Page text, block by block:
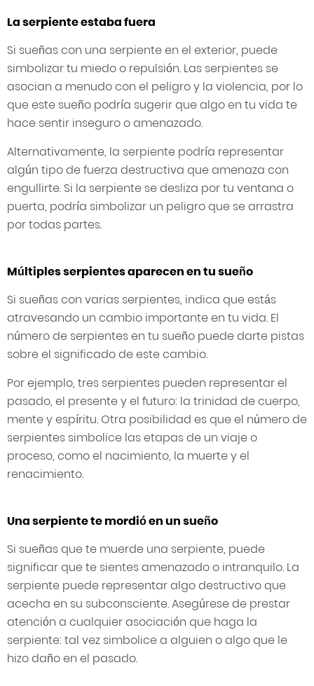
La serpiente estaba fuera
Si sueñas con una serpiente en el exterior, puede
simbolizar tu miedo o repulsión. Las serpientes se
asocian a menudo con el peligro y la violencia, por lo
que este sueño podría sugerir que algo en tu vida te
hace sentir inseguro o amenazado.
Alternativamente, la serpiente podría representar
algún tipo de fuerza destructiva que amenaza con
engullirte. Si la serpiente se desliza por tu ventana o
puerta, podría simbolizar un peligro que se arrastra
por todas partes.
Múltiples serpientes aparecen en tu sueño
Si sueñas con varias serpientes, indica que estás
atravesando un cambio importante en tu vida. El
número de serpientes en tu sueño puede darte pistas
sobre el significado de este cambio.
Por ejemplo, tres serpientes pueden representar el
pasado, el presente y el futuro: la trinidad de cuerpo,
mente y espíritu. Otra posibilidad es que el número de
serpientes simbolice las etapas de un viaje o
proceso, como el nacimiento, la muerte y el
renacimiento.
Una serpiente te mordió en un sueño
Si sueñas que te muerde una serpiente, puede
significar que te sientes amenazado o intranquilo. La
serpiente puede representar algo destructivo que
acecha en su subconsciente. Asegúrese de prestar
atención a cualquier asociación que haga la
serpiente: tal vez simbolice a alguien o algo que le
hizo daño en el pasado.